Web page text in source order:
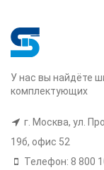
У нас вы найдёте
комплектующих
г. Москва, ул.
19б, офис 52
Телефон: 8 800